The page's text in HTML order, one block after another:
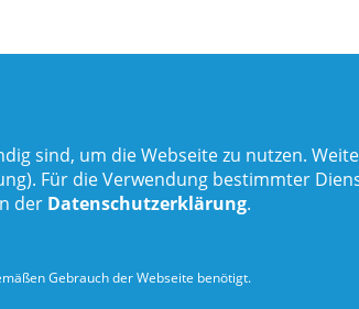
sind, um die Webseite zu nutzen.
Für die Verwendung bestimmter
der Datenschutzerklärung.
Gebrauch der Webseite benötigt.